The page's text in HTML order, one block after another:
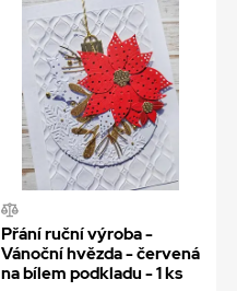
Přání ruční výroba -
Vánoční hvězda - červená
na bílem podkladu - 1 ks